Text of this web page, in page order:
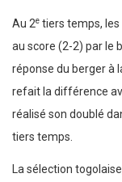
Au 2e tiers temps,
au score (2-2) par le
réponse du berger à
refait la différence
réalisé son doublé
tiers temps.
La sélection